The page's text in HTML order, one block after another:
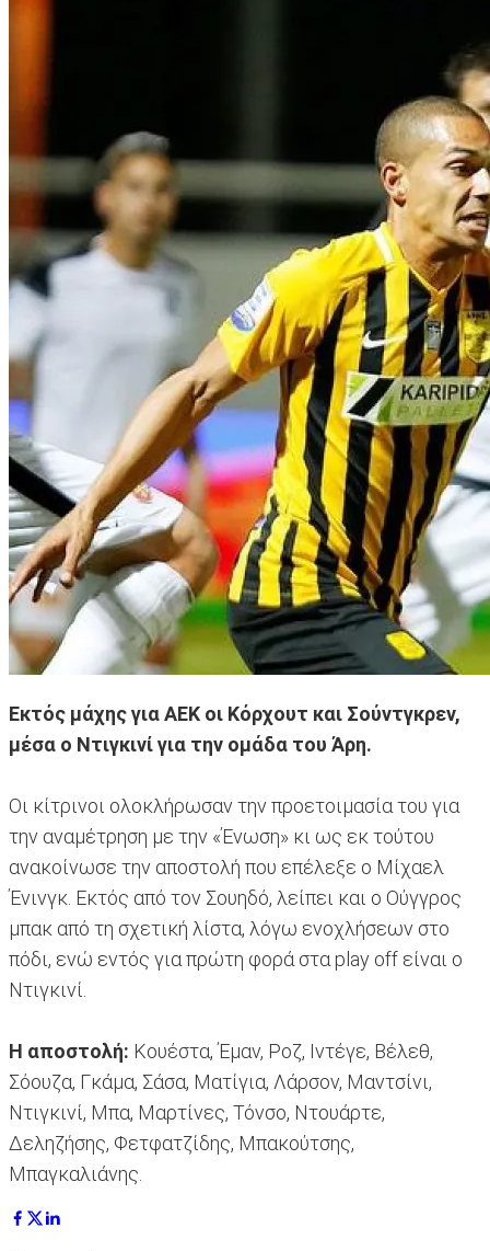
Εκτός μάχης για ΑΕΚ οι Κόρχουτ και Σούντγκρεν,
μέσα ο Ντιγκινί για την ομάδα του Άρη.
Οι κίτρινοι ολοκλήρωσαν την προετοιμασία του για
την αναμέτρηση με την «Ένωση» κι ως εκ τούτου
ανακοίνωσε την αποστολή που επέλεξε ο Μίχαελ
Ένινγκ. Εκτός από τον Σουηδό, λείπει και ο Ούγγρος
μπακ από τη σχετική λίστα, λόγω ενοχλήσεων στο
πόδι, ενώ εντός για πρώτη φορά στα play off είναι ο
Ντιγκινί.
Η αποστολή: Κουέστα, Έμαν, Ροζ, Ιντέγε, Βέλεθ,
Σόουζα, Γκάμα, Σάσα, Ματίγια, Λάρσον, Μαντσίνι,
Ντιγκινί, Μπα, Μαρτίνες, Τόνσο, Ντουάρτε,
Δεληζήσης, Φετφατζίδης, Μπακούτσης,
Μπαγκαλιάνης.